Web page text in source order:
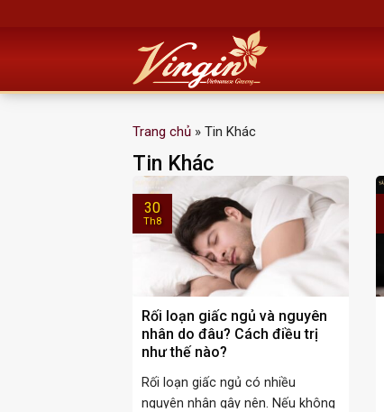
Trang chủ » Tin Khác
Tin Khác
Rối loạn giấc ngủ và nguyên
nhân do đâu? Cách điều trị
như thế nào?
Rối loạn giấc ngủ có nhiều
nguyên nhân gây nên. Nếu không
30
Th8